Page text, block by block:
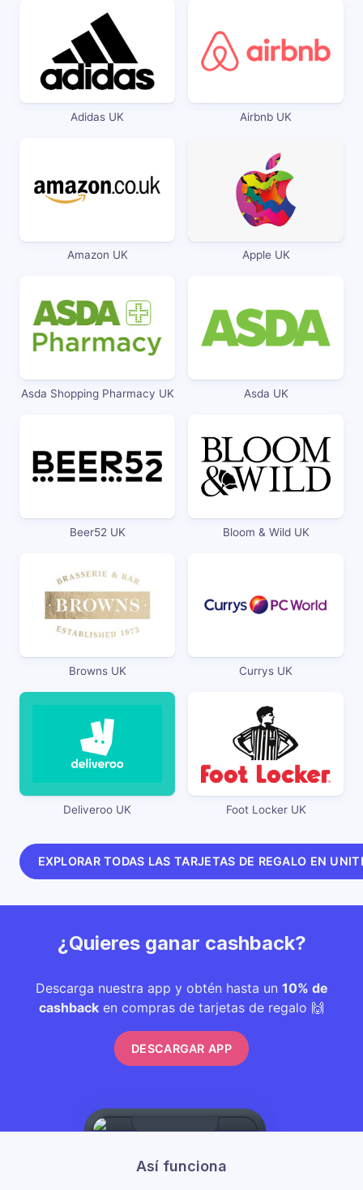
Adidas UK Airbnb UK
Amazon UK Apple UK
Asda Shopping Pharmacy UK Asda UK
Beer52 UK Bloom & Wild UK
Browns UK Currys UK
Deliveroo UK Foot Locker UK
EXPLORAR TODAS LAS TARJETAS DE REGALO EN
¿Quieres ganar cashback?
Descarga nuestra app y obtén hasta un 10% de
cashback en compras de tarjetas de regalo 🙌
DESCARGAR APP
Así funciona